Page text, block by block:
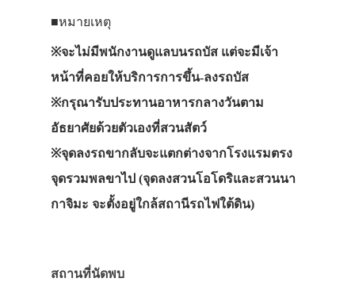
■หมายเหตุ
※จะไม่มีพนักงานดูแลบนรถบัส แต่จะมีเจ้า
หน้าที่คอยให้บริการการขึ้น-ลงรถบัส
※กรุณารับประทานอาหารกลางวันตาม
อัธยาศัยด้วยตัวเองที่สวนสัตว์
※จุดลงรถขากลับจะแตกต่างจากโรงแรมตรง
จุดรวมพลขาไป (จุดลงสวนโอโดริและสวนนา
กาจิมะ จะตั้งอยู่ใกล้สถานีรถไฟใต้ดิน)
สถานที่นัดพบ